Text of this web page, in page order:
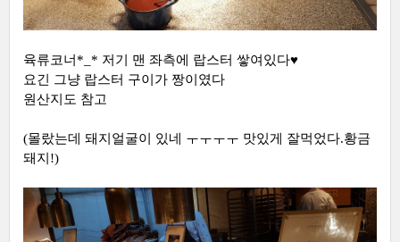
육류코너*_* 저기 맨 좌측에 랍스터 쌓여있다♥
요긴 그냥 랍스터 구이가 짱이였다
원산지도 참고
(몰랐는데 돼지얼굴이 있네 ㅜㅜㅜㅜ 맛있게 잘먹었다.황금
돼지!)